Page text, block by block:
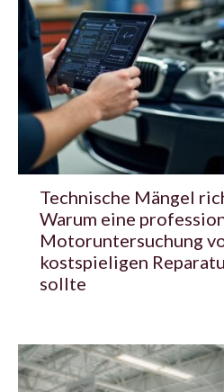
Technische Mängel
Warum eine
Motoruntersuchung
kostspieligen
sollte